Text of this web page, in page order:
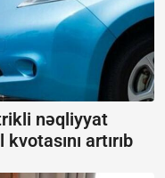
nəqliyyat
artırıb